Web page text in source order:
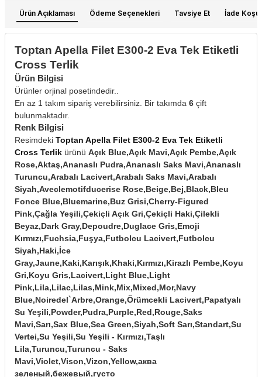
Ürün Açıklaması Ödeme Seçenekleri Tavsiye Et İade
Toptan Apella Filet E300-2 Eva Tek Etiketli
Cross Terlik
Ürün Bilgisi
Ürünler orjinal posetindedir..
En az 1 takım sipariş verebilirsiniz. Bir takımda 6 çift
bulunmaktadır.
Renk Bilgisi
Resimdeki Toptan Apella Filet E300-2 Eva Tek Etiketli
Cross Terlik ürünü Açık Blue,Açık Mavi,Açık Pembe,Açık
Rose,Aktaş,Ananaslı Pudra,Ananaslı Saks Mavi,Ananaslı
Turuncu,Arabalı Lacivert,Arabalı Saks Mavi,Arabalı
Siyah,Aveclemotifducerise Rose,Beige,Bej,Black,Bleu
Fonce Blue,Bluemarine,Buz Grisi,Cherry-Figured
Pink,Çağla Yeşili,Çekiçli Açık Gri,Çekiçli Haki,Çilekli
Beyaz,Dark Gray,Depoudre,Duglace Gris,Emoji
Kırmızı,Fuchsia,Fuşya,Futbolcu Lacivert,Futbolcu
Siyah,Haki,İce
Gray,Jaune,Kaki,Karışık,Khaki,Kırmızı,Kirazlı Pembe,Koyu
Gri,Koyu Gris,Lacivert,Light Blue,Light
Pink,Lila,Lilac,Lilas,Mink,Mix,Mixed,Mor,Navy
Blue,Noiredel`Arbre,Orange,Örümcekli Lacivert,Papatyalı
Su Yeşili,Powder,Pudra,Purple,Red,Rouge,Saks
Mavi,Sarı,Sax Blue,Sea Green,Siyah,Soft Sarı,Standart,Su
Vertei,Su Yeşili,Su Yeşili - Kırmızı,Taşlı
Lila,Turuncu,Turuncu - Saks
Mavi,Violet,Vison,Vizon,Yellow,аква
зеленый,бежевый,густо